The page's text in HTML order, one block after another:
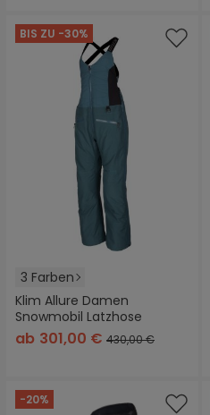
BIS ZU -30%
3 Farben
Klim Allure Damen
Snowmobil Latzhose
ab 301,00 € 430,00 €
-20%